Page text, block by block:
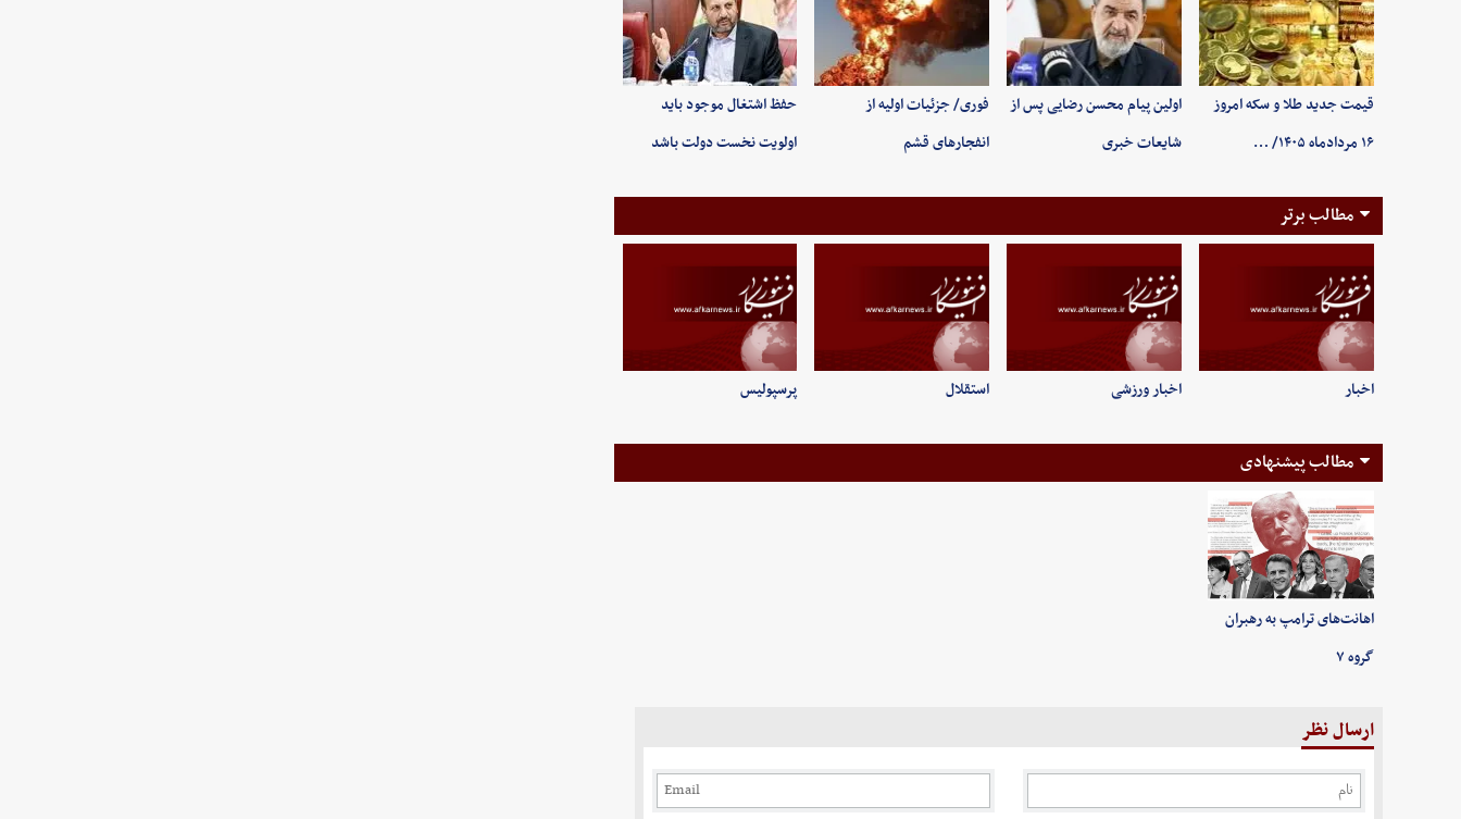
قیمت جدید طلا و سکه امروز
۱۶ مردادماه ۱۴۰۵/ …
اولین پیام محسن رضایی پس از
شایعات خبری
فوری/ جزئیات اولیه از
انفجارهای قشم
حفظ اشتغال موجود باید
اولویت نخست دولت باشد
مطالب برتر
اخبار اخبار ورزشی استقلال پرسپولیس
مطالب پیشنهادی
اهانت‌های ترامپ به رهبران
گروه ۷
ارسال نظر